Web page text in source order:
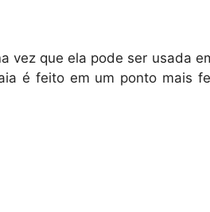
vez que ela pode ser usada
é feito em um ponto mais